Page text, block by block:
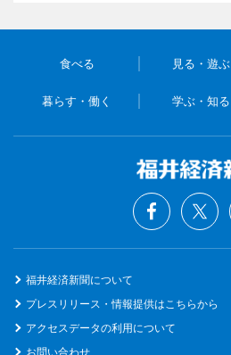
食べる 見る・遊ぶ
暮らす・働く 学ぶ・知る
福井経済新聞について
プレスリリース・情報提供はこちらから
アクセスデータの利用について
お問い合わせ